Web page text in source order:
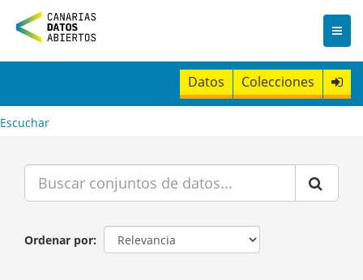
n
t
Datos Colecciones
Escuchar
Ordenar por